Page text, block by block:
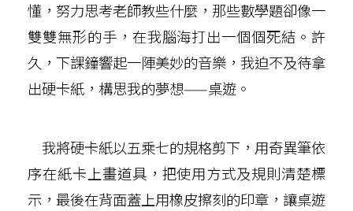
懂，努力思考老師教些什麼，那些數學題卻像一
雙雙無形的手，在我腦海打出一個個死結。許
久，下課鐘響起一陣美妙的音樂，我迫不及待拿
出硬卡紙，構思我的夢想——桌遊。
我將硬卡紙以五乘七的規格剪下，用奇異筆依
序在紙卡上畫道具，把使用方式及規則清楚標
示，最後在背面蓋上用橡皮擦刻的印章，讓桌遊